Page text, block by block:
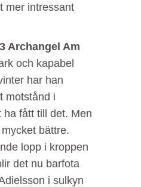
mer intressant
3 Archangel Am
och kapabel
har han
motstånd i
ha fått till det. Men
bättre.
lopp i kroppen
det nu barfota
i sulkyn